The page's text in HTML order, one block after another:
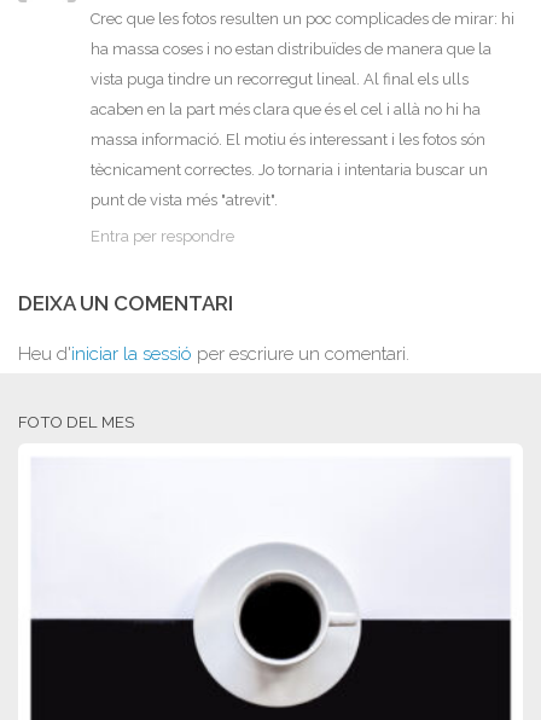
Crec que les fotos resulten un poc complicades de mirar: hi
ha massa coses i no estan distribuïdes de manera que la
vista puga tindre un recorregut lineal. Al final els ulls
acaben en la part més clara que és el cel i allà no hi ha
massa informació. El motiu és interessant i les fotos són
tècnicament correctes. Jo tornaria i intentaria buscar un
punt de vista més "atrevit".
Entra per respondre
DEIXA UN COMENTARI
Heu d'iniciar la sessió per escriure un comentari.
FOTO DEL MES